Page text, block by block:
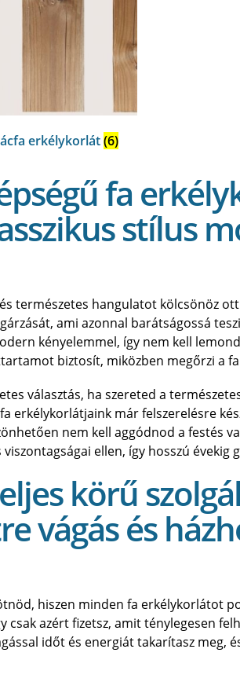
erkélykorlát(6)
fa
stílus
természetes hangulatot kölcsönöz
ami azonnal barátságossá
kényelemmel, így nem kell
biztosít, miközben megőrzi a
választás, ha szereted a
erkélykorlátjaink már felszerelésre
nem kell aggódnod a festés
ellen, így hosszú
körű
vágás és
hiszen minden fa erkélykorlátot
csak azért fizetsz, amit ténylegesen
időt és energiát takarítasz meg,